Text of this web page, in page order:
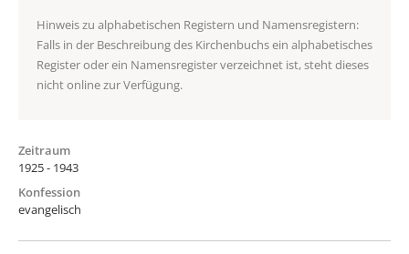
Hinweis zu alphabetischen Registern und Namensregistern:
Falls in der Beschreibung des Kirchenbuchs ein alphabetisches
Register oder ein Namensregister verzeichnet ist, steht dieses
nicht online zur Verfügung.
Zeitraum
1925 - 1943
Konfession
evangelisch